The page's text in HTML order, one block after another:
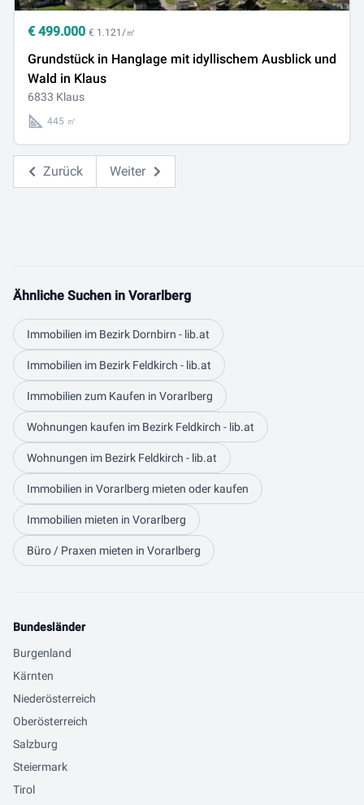
€ 499.000 € 1.121/㎡
Grundstück in Hanglage mit idyllischem Ausblick und
Wald in Klaus
6833 Klaus
445 ㎡
Zurück Weiter
Ähnliche Suchen in Vorarlberg
Immobilien im Bezirk Dornbirn - lib.at
Immobilien im Bezirk Feldkirch - lib.at
Immobilien zum Kaufen in Vorarlberg
Wohnungen kaufen im Bezirk Feldkirch - lib.at
Wohnungen im Bezirk Feldkirch - lib.at
Immobilien in Vorarlberg mieten oder kaufen
Immobilien mieten in Vorarlberg
Büro / Praxen mieten in Vorarlberg
Bundesländer
Burgenland
Kärnten
Niederösterreich
Oberösterreich
Salzburg
Steiermark
Tirol